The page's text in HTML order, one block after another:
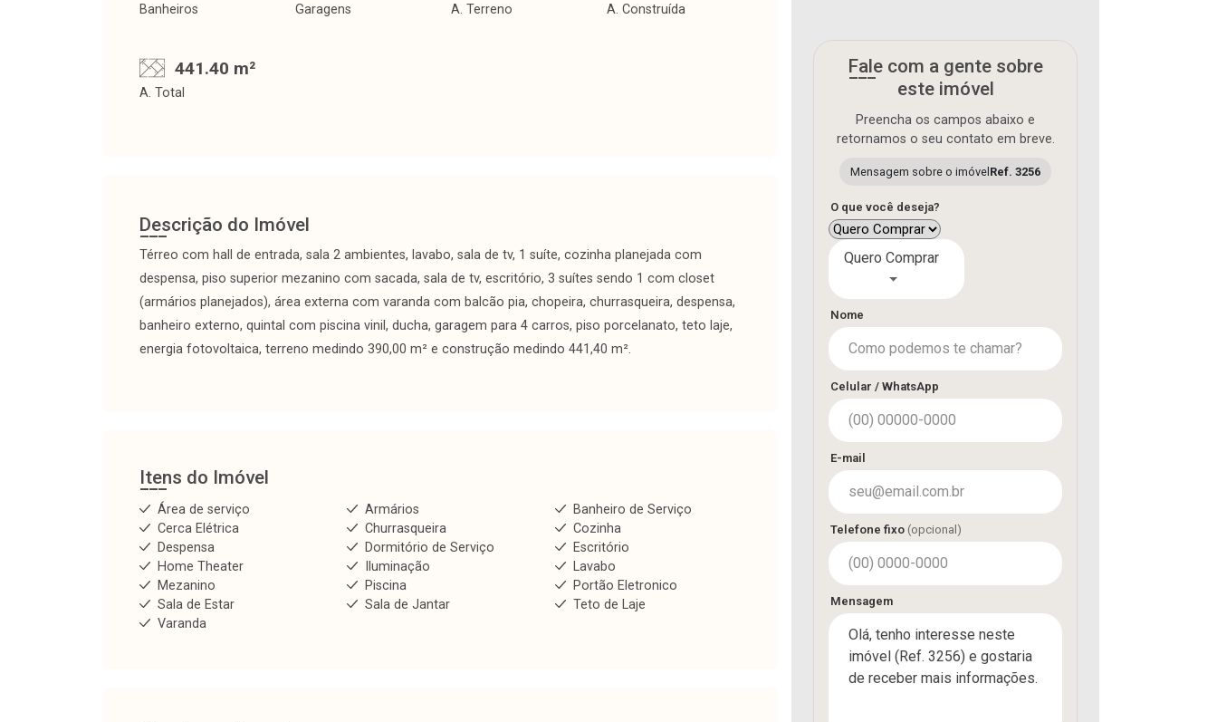
Banheiros Garagens A. Terreno A. Construída
441.40 m²
A. Total
Descrição do Imóvel
Térreo com hall de entrada, sala 2 ambientes, lavabo, sala de tv, 1 suíte, cozinha planejada com
despensa, piso superior mezanino com sacada, sala de tv, escritório, 3 suítes sendo 1 com closet
(armários planejados), área externa com varanda com balcão pia, chopeira, churrasqueira, despensa,
banheiro externo, quintal com piscina vinil, ducha, garagem para 4 carros, piso porcelanato, teto laje,
energia fotovoltaica, terreno medindo 390,00 m² e construção medindo 441,40 m².
Itens do Imóvel
Área de serviço Armários
Banheiro de Serviço
Cerca Elétrica
Churrasqueira
Cozinha
Despensa
Dormitório de Serviço
Escritório
Home Theater
Iluminação
Lavabo
Mezanino
Piscina
Portão Eletronico
Sala de Estar
Sala de Jantar
Teto de Laje
Varanda
Fale com a gente sobre
este imóvel
Preencha os campos abaixo e
retornamos o seu contato em breve.
Mensagem sobre o imóvel Ref. 3256
O que você deseja?
Quero Comprar
Nome
Celular / WhatsApp
E-mail
Telefone fixo (opcional)
Mensagem